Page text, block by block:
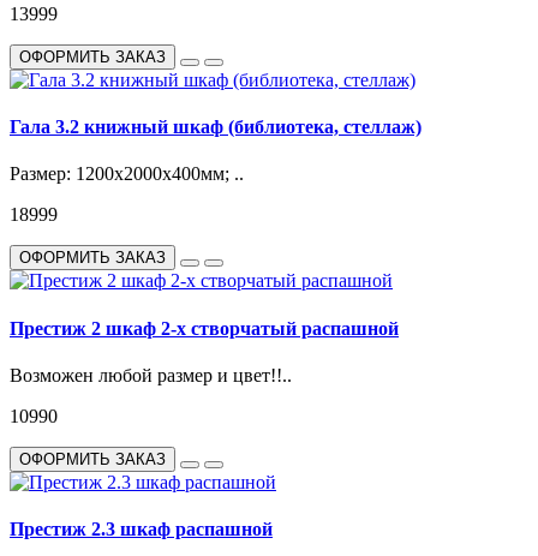
13999
ОФОРМИТЬ ЗАКАЗ
Гала 3.2 книжный шкаф (библиотека, стеллаж)
Размер: 1200х2000х400мм; ..
18999
ОФОРМИТЬ ЗАКАЗ
Престиж 2 шкаф 2-х створчатый распашной
Возможен любой размер и цвет!!..
10990
ОФОРМИТЬ ЗАКАЗ
Престиж 2.3 шкаф распашной